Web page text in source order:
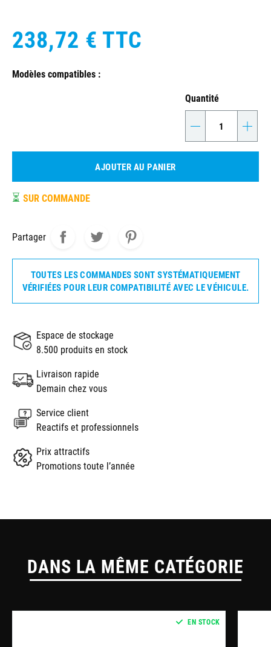
238,72 € TTC
Modèles compatibles :
Quantité
- +
AJOUTER AU PANIER
⏳ SUR COMMANDE
Partager
TOUTES LES COMMANDES SONT SYSTÉMATIQUEMENT
VÉRIFIÉES POUR LEUR COMPATIBILITÉ AVEC LE VÉHICULE.
Espace de stockage
8.500 produits en stock
Livraison rapide
Demain chez vous
Service client
Reactifs et professionnels
Prix attractifs
Promotions toute l’année
DANS LA MÊME CATÉGORIE
EN STOCK